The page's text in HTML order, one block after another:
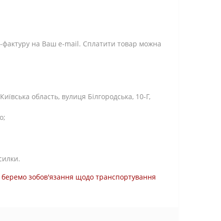
фактуру на Ваш e-mail. Сплатити товар можна
область, вулиця Білгородська, 10-Г,
беремо зобов'язання щодо транспортування